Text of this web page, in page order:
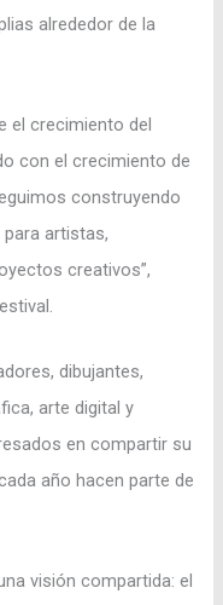
alrededor de la
el crecimiento del
con el crecimiento de
construyendo
artistas,
creativos”,
dibujantes,
arte digital y
en compartir su
año hacen parte de
visión compartida: el